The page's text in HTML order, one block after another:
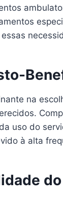
na
uso do
à alta